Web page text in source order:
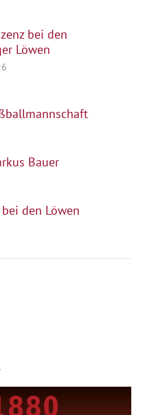
bei den
Löwen
Bauer
den Löwen